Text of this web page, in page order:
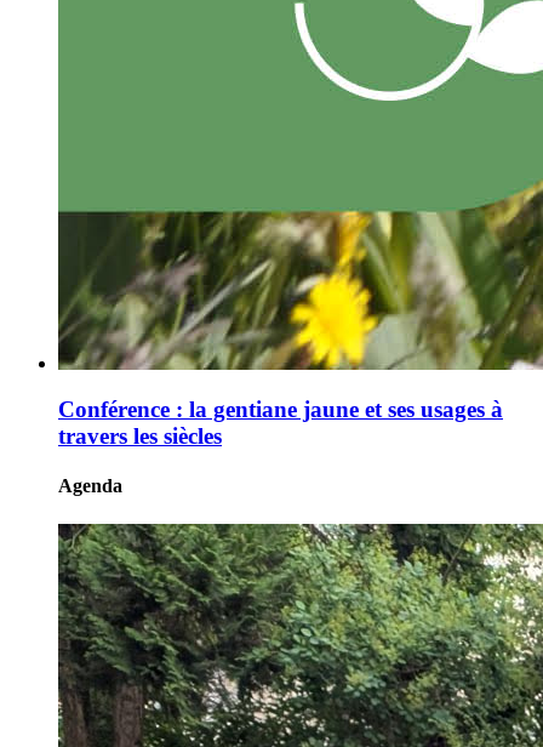
Conférence : la gentiane jaune et ses usages à
travers les siècles
Agenda